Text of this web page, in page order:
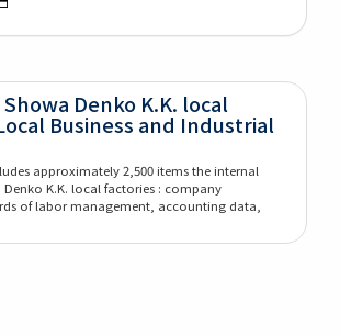
Denko K.K. local
Business and Industrial
approximately 2,500 items the internal
Denko K.K. local factories : company
of labor management, accounting data,